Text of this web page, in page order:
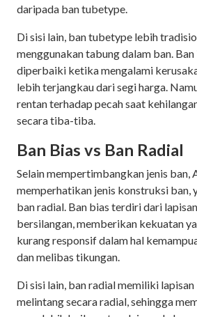
daripada ban tubetype.
Di sisi lain, ban tubetype lebih
menggunakan tabung dalam ban.
diperbaiki ketika mengalami
lebih terjangkau dari segi harga.
rentan terhadap pecah saat
secara tiba-tiba.
Ban Bias vs Ban Radial
Selain mempertimbangkan jenis ban,
memperhatikan jenis konstruksi ban,
ban radial. Ban bias terdiri dari
bersilangan, memberikan kekuatan
kurang responsif dalam hal
dan melibas tikungan.
Di sisi lain, ban radial memiliki
melintang secara radial, sehingga